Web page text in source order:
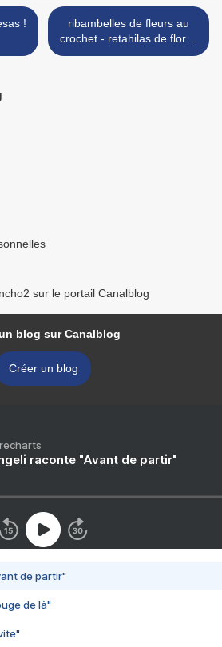
!
ribambelles de fleurs au
crochet - retahilas de flores
de ganchillo >
sur le portail Canalblog
blog sur Canalblog
Créer un blog
raconte "Avant de partir"
de partir"
de là"